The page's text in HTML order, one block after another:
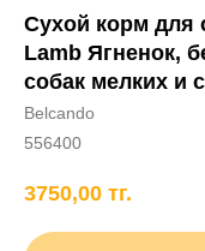
Сухой корм для
Lamb Ягненок,
собак мелких и
Belcando
556400
3750,00 тг.